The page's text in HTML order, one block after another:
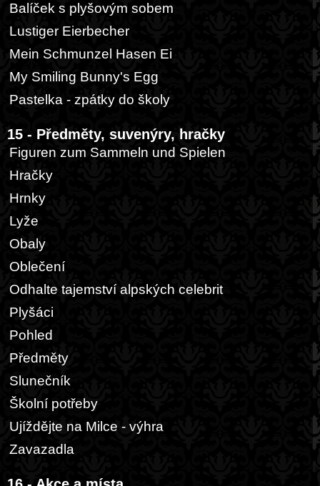
Balíček s plyšovým sobem
Lustiger Eierbecher
Mein Schmunzel Hasen Ei
My Smiling Bunny's Egg
Pastelka - zpátky do školy
15 - Předměty, suvenýry, hračky
Figuren zum Sammeln und Spielen
Hračky
Hrnky
Lyže
Obaly
Oblečení
Odhalte tajemství alpských celebrit
Plyšáci
Pohled
Předměty
Slunečník
Školní potřeby
Ujíždějte na Milce - výhra
Zavazadla